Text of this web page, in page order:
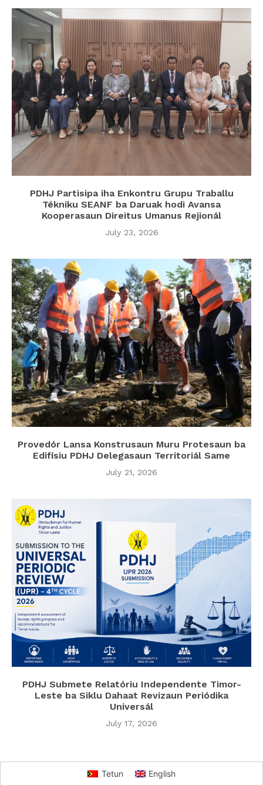
PDHJ Partisipa iha Enkontru Grupu Traballu
Tékniku SEANF ba Daruak hodi Avansa
Kooperasaun Direitus Umanus Rejionál
July 23, 2026
Provedór Lansa Konstrusaun Muru Protesaun ba
Edifísiu PDHJ Delegasaun Territoriál Same
July 21, 2026
PDHJ Submete Relatóriu Independente Timor-
Leste ba Siklu Dahaat Revizaun Periódika
Universál
July 17, 2026
Tetun English